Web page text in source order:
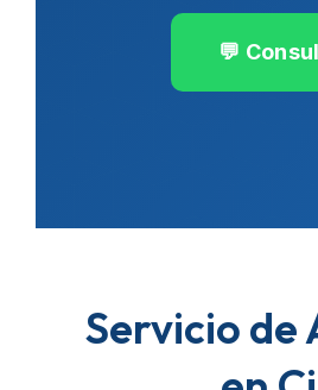
💬
Servicio de